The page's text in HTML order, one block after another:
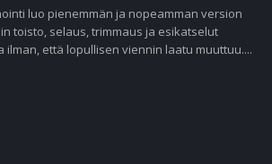
luo pienemmän ja nopeamman version
toisto, selaus, trimmaus ja esikatselut
ilman, että lopullisen viennin laatu muuttuu....